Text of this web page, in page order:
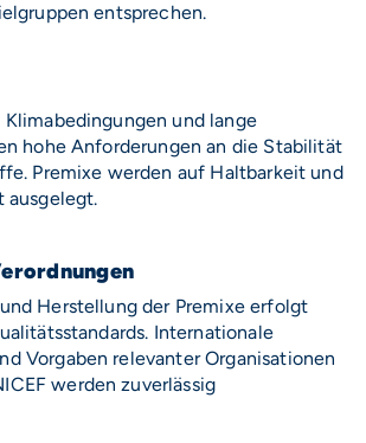
entsprechen.
und lange
hohe Anforderungen an die Stabilität
Premixe werden auf Haltbarkeit und
ausgelegt.
Herstellung der Premixe erfolgt
Internationale
Vorgaben relevanter Organisationen
werden zuverlässig